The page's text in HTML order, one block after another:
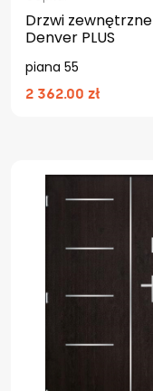
Drzwi zewnętrzne
Denver PLUS
piana 55
2 362.00 zł